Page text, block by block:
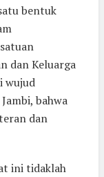
bentuk
dan Keluarga
wujud
bahwa
dan
ini tidaklah